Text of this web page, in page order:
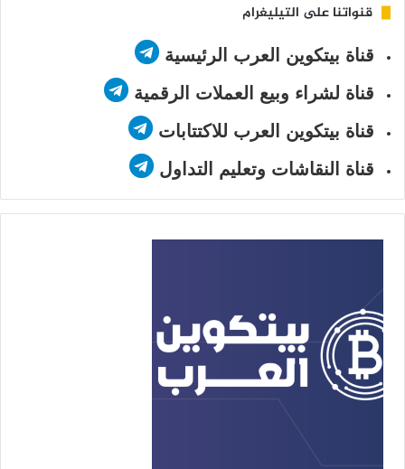
قنواتنا على التيليغرام
قناة بيتكوين العرب الرئيسية
قناة لشراء وبيع العملات الرقمية
قناة بيتكوين العرب للاكتتابات
قناة النقاشات وتعليم التداول